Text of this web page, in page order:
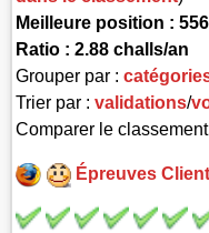
Meilleure position :
Ratio : 2.88 challs/an
Grouper par :
Trier par :validations/
Comparer le classement
Épreuves